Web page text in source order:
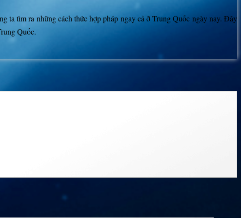
ta tìm ra những cách thức hợp pháp ngay cả ở Trung Quốc ngày nay. Đây
Quốc.